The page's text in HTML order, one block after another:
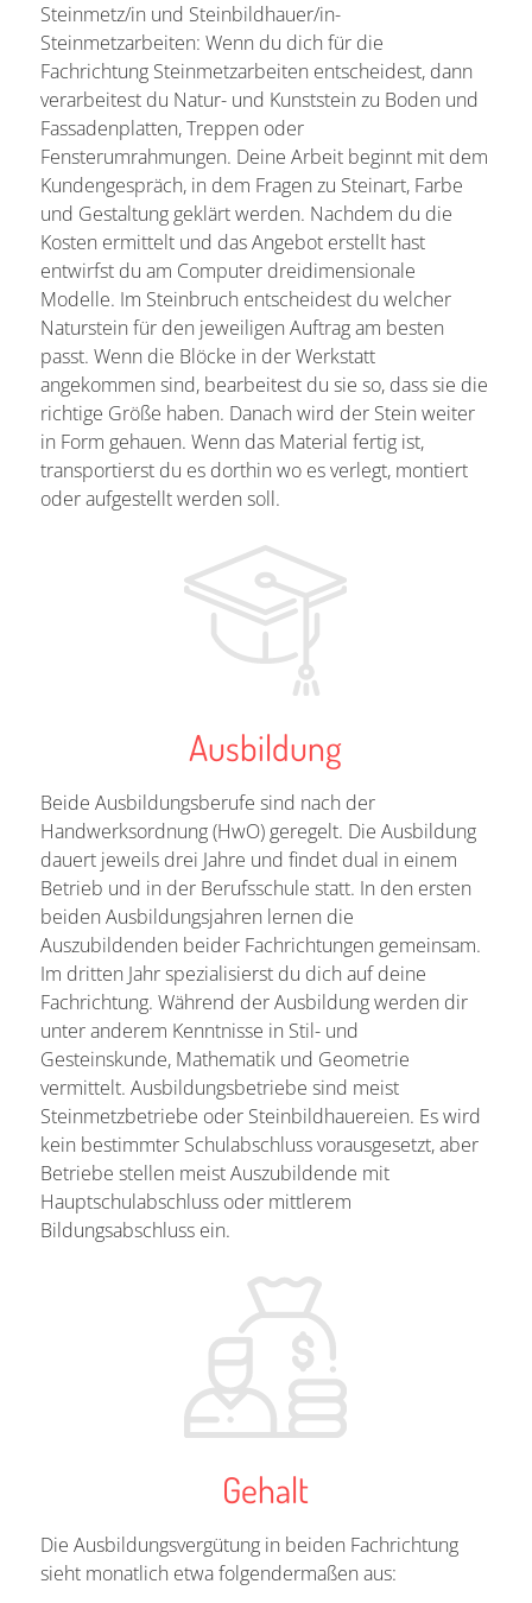
Steinmetz/in und Steinbildhauer/in-
Steinmetzarbeiten: Wenn du dich für die
Fachrichtung Steinmetzarbeiten entscheidest, dann
verarbeitest du Natur- und Kunststein zu Boden und
Fassadenplatten, Treppen oder
Fensterumrahmungen. Deine Arbeit beginnt mit dem
Kundengespräch, in dem Fragen zu Steinart, Farbe
und Gestaltung geklärt werden. Nachdem du die
Kosten ermittelt und das Angebot erstellt hast
entwirfst du am Computer dreidimensionale
Modelle. Im Steinbruch entscheidest du welcher
Naturstein für den jeweiligen Auftrag am besten
passt. Wenn die Blöcke in der Werkstatt
angekommen sind, bearbeitest du sie so, dass sie die
richtige Größe haben. Danach wird der Stein weiter
in Form gehauen. Wenn das Material fertig ist,
transportierst du es dorthin wo es verlegt, montiert
oder aufgestellt werden soll.
Ausbildung
Beide Ausbildungsberufe sind nach der
Handwerksordnung (HwO) geregelt. Die Ausbildung
dauert jeweils drei Jahre und findet dual in einem
Betrieb und in der Berufsschule statt. In den ersten
beiden Ausbildungsjahren lernen die
Auszubildenden beider Fachrichtungen gemeinsam.
Im dritten Jahr spezialisierst du dich auf deine
Fachrichtung. Während der Ausbildung werden dir
unter anderem Kenntnisse in Stil- und
Gesteinskunde, Mathematik und Geometrie
vermittelt. Ausbildungsbetriebe sind meist
Steinmetzbetriebe oder Steinbildhauereien. Es wird
kein bestimmter Schulabschluss vorausgesetzt, aber
Betriebe stellen meist Auszubildende mit
Hauptschulabschluss oder mittlerem
Bildungsabschluss ein.
Gehalt
Die Ausbildungsvergütung in beiden Fachrichtung
sieht monatlich etwa folgendermaßen aus: